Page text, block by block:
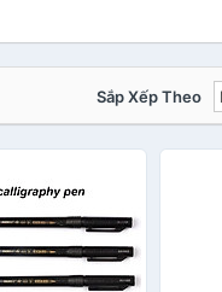
Sắp Xếp Theo